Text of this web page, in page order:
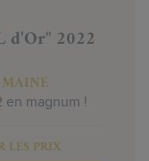
d'Or" 2022
en magnum !
LES PRIX